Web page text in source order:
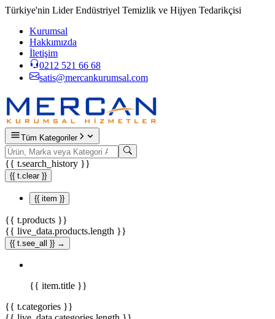
Türkiye'nin Lider Endüstriyel Temizlik ve Hijyen Tedarikçisi
Kurumsal
Hakkımızda
İletişim
0212 521 66 68
satis@mercankurumsal.com
Tüm Kategoriler
{{ t.search_history }}
{{ t.clear }}
{{ item }}
{{ t.products }}
{{ live_data.products.length }}
{{ t.see_all }} →
{{ item.title }}
{{ t.categories }}